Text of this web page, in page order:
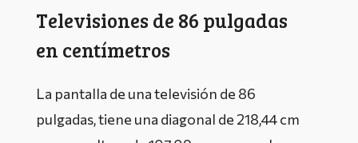
Televisiones de 86 pulgadas
en centímetros
La pantalla de una televisión de 86
pulgadas, tiene una diagonal de 218,44 cm